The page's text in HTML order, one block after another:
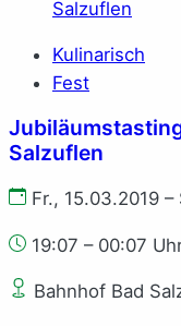
Kulinarisch
Fest
Salzuflen
Fr., 15.03.2019 –
19:07 – 00:07
Bahnhof Bad